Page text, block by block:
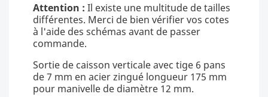
Attention : Il existe une multitude de tailles
différentes. Merci de bien vérifier vos cotes
à l'aide des schémas avant de passer
commande.
Sortie de caisson verticale avec tige 6 pans
de 7 mm en acier zingué longueur 175 mm
pour manivelle de diamètre 12 mm.